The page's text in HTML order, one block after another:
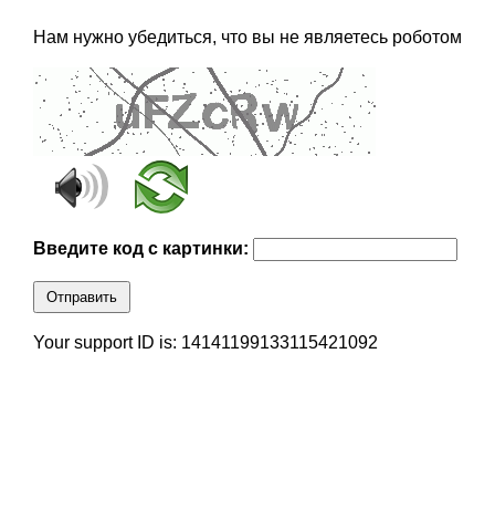
Нам нужно убедиться, что вы не являетесь роботом
Введите код с картинки:
Отправить
Your support ID is: 14141199133115421092